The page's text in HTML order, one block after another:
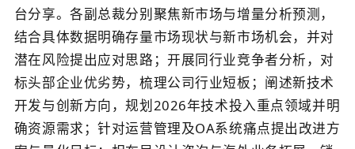
台分享。各副总裁分别聚焦新市场与增量分析预测，
结合具体数据明确存量市场现状与新市场机会，并对
潜在风险提出应对思路；开展同行业竞争者分析，对
标头部企业优劣势，梳理公司行业短板；阐述新技术
开发与创新方向，规划2026年技术投入重点领域并明
确资源需求；针对运营管理及OA系统痛点提出改进方